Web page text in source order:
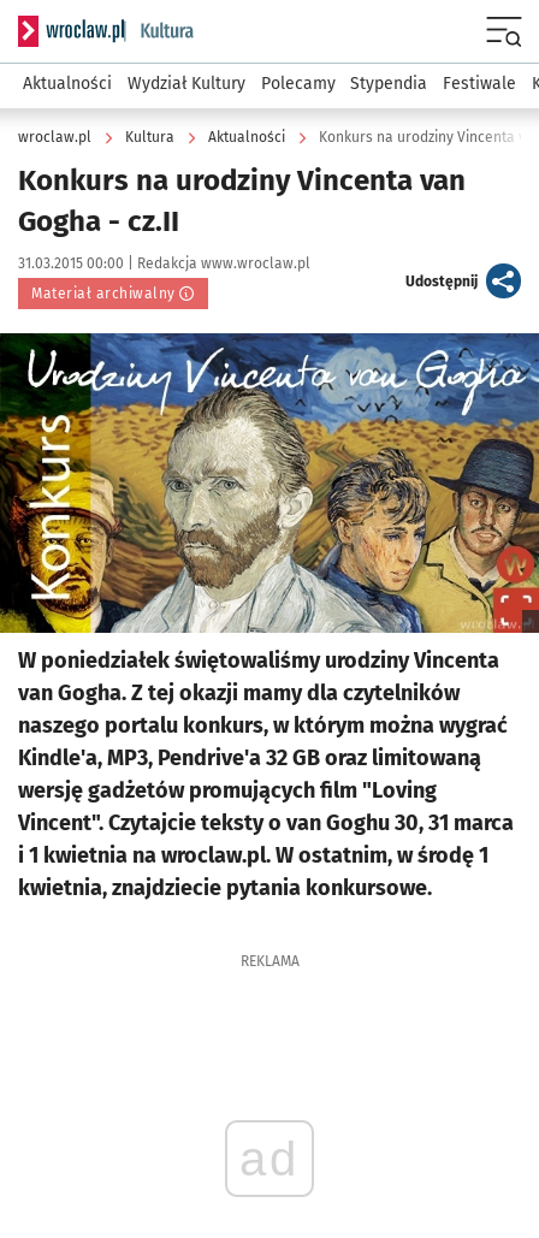
Serwis informacyjny wroclaw.pl podserwis: Kultura
Aktualności Wydział Kultury Polecamy Stypendia Festiwale
wroclaw.pl Kultura Aktualności Konkurs na urodziny Vincenta
Konkurs na urodziny Vincenta van
Gogha - cz.II
Data publikacji:
31.03.2015 00:00 | Autor:
Redakcja www.wroclaw.pl
Materiał archiwalny
Udostępnijartykuł
Kliknij, aby powiększyć
W poniedziałek świętowaliśmy urodziny Vincenta
van Gogha. Z tej okazji mamy dla czytelników
naszego portalu konkurs, w którym można wygrać
Kindle'a, MP3, Pendrive'a 32 GB oraz limitowaną
wersję gadżetów promujących film "Loving
Vincent". Czytajcie teksty o van Goghu 30, 31 marca
i 1 kwietnia na wroclaw.pl. W ostatnim, w środę 1
kwietnia, znajdziecie pytania konkursowe.
REKLAMA
ad